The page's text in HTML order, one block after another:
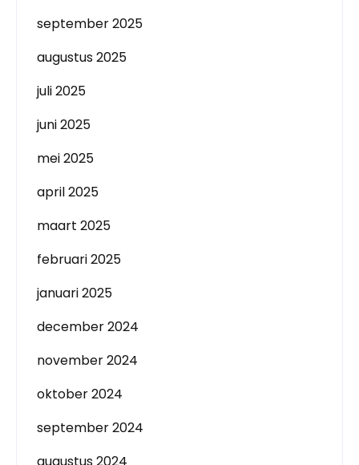
september 2025
augustus 2025
juli 2025
juni 2025
mei 2025
april 2025
maart 2025
februari 2025
januari 2025
december 2024
november 2024
oktober 2024
september 2024